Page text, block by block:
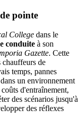
pointe
College dans le
conduite à son
Gazette. Cette
chauffeurs de
temps, pannes
un environnement
d'entraînement,
des scénarios jusqu'à
des réflexes